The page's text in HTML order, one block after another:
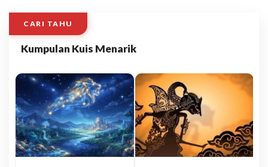
CARI TAHU
Kumpulan Kuis Menarik